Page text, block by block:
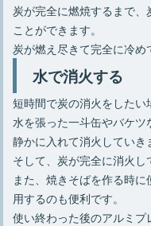
炭が完全に燃焼するまで
ことができます。
炭が燃え尽きて完全に冷め
水で消火する
短時間で炭の消火をしたい
水を張った一斗缶やバケ
静かに入れて消火していき
そして、炭が完全に消火し
また、焼きそばを作る時
用するのも便利です。
使い終わった後のアルミ